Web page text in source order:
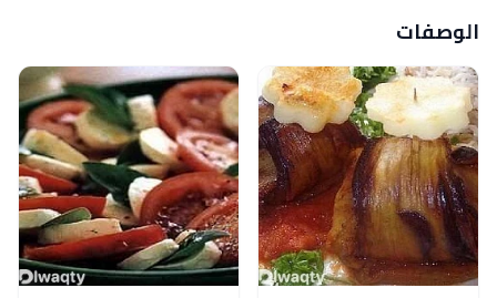
الوصفات